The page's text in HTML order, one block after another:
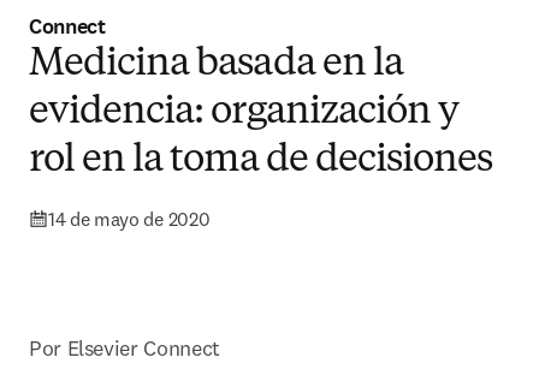
Connect
Medicina basada en la
evidencia: organización y
rol en la toma de decisiones
14 de mayo de 2020
Por Elsevier Connect